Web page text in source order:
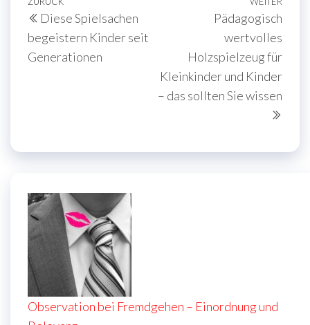
Beitragsnavigation
Vorheriger
Beitrag
Diese Spielsachen
begeistern Kinder seit
Generationen
Pädagogisch
wertvolles
Holzspielzeug für
Kleinkinder und Kinder
– das sollten Sie wissen
Observation bei Fremdgehen – Einordnung und